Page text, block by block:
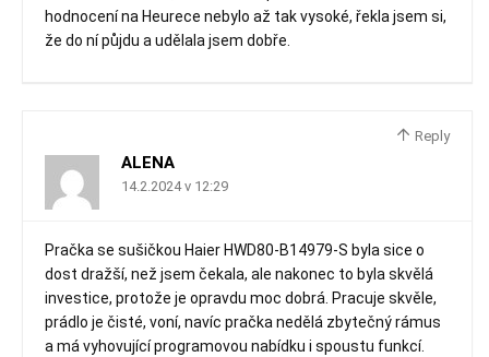
hodnocení na Heurece nebylo až tak vysoké, řekla jsem si,
že do ní půjdu a udělala jsem dobře.
Reply
ALENA
14.2.2024 v 12:29
Pračka se sušičkou Haier HWD80-B14979-S byla sice o
dost dražší, než jsem čekala, ale nakonec to byla skvělá
investice, protože je opravdu moc dobrá. Pracuje skvěle,
prádlo je čisté, voní, navíc pračka nedělá zbytečný rámus
a má vyhovující programovou nabídku i spoustu funkcí.